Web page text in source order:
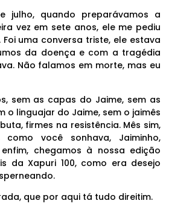
julho, quando preparávamos a
vez em sete anos, ele me pediu
uma conversa triste, ele estava
da doença e com a tragédia
Não falamos em morte, mas eu
sem as capas do Jaime, sem as
o linguajar do Jaime, sem o jaimês
firmes na resistência. Mês sim,
você sonhava, Jaiminho,
chegamos à nossa edição
da Xapuri 100, como era desejo
que por aqui tá tudo direitim.